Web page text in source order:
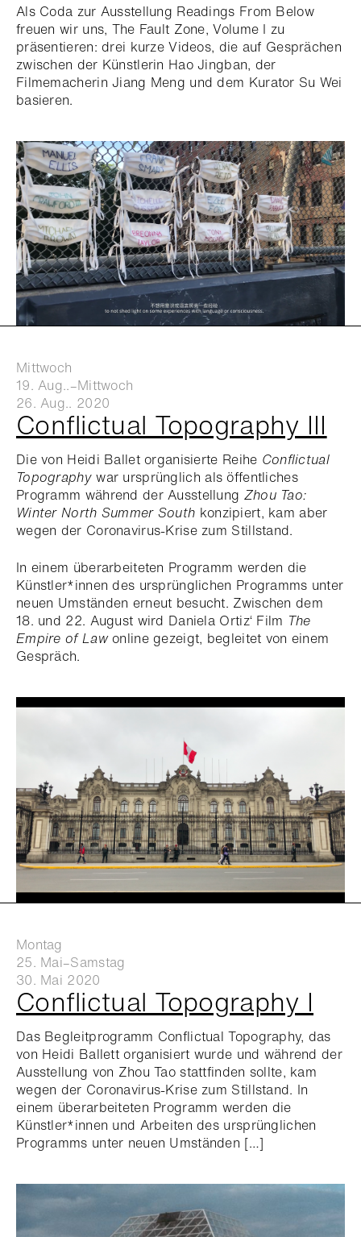
Als Coda zur Ausstellung Readings From Below
freuen wir uns, The Fault Zone, Volume I zu
präsentieren: drei kurze Videos, die auf Gesprächen
zwischen der Künstlerin Hao Jingban, der
Filmemacherin Jiang Meng und dem Kurator Su Wei
basieren.
Mittwoch
19. Aug..–Mittwoch
26. Aug.. 2020
Conflictual Topography III
Die von Heidi Ballet organisierte Reihe Conflictual
Topographywar ursprünglich als öffentliches
Programm während der Ausstellung Zhou Tao:
Winter North Summer South konzipiert, kam aber
wegen der Coronavirus-Krise zum Stillstand.
In einem überarbeiteten Programm werden die
Künstler*innen des ursprünglichen Programms unter
neuen Umständen erneut besucht. Zwischen dem
18. und 22. August wird Daniela Ortiz‘ Film The
Empire of Lawonline gezeigt, begleitet von einem
Gespräch.
Montag
25. Mai–Samstag
30. Mai 2020
Conflictual Topography I
Das Begleitprogramm Conflictual Topography, das
von Heidi Ballett organisiert wurde und während der
Ausstellung von Zhou Tao stattfinden sollte, kam
wegen der Coronavirus-Krise zum Stillstand. In
einem überarbeiteten Programm werden die
Künstler*innen und Arbeiten des ursprünglichen
Programms unter neuen Umständen […]